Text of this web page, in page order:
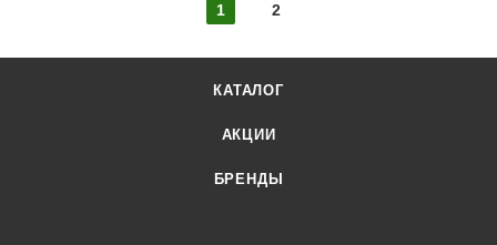
1 2
КАТАЛОГ
АКЦИИ
БРЕНДЫ